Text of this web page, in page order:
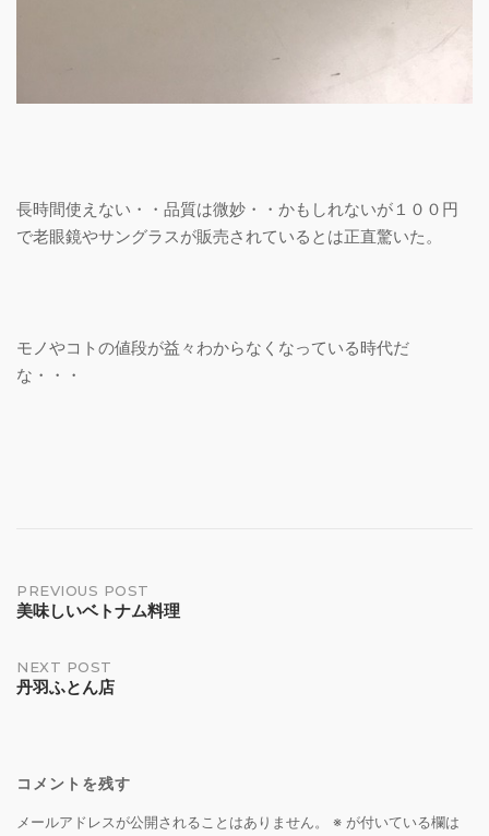
長時間使えない・・品質は微妙・・かもしれないが１００円
で老眼鏡やサングラスが販売されているとは正直驚いた。
モノやコトの値段が益々わからなくなっている時代だ
な・・・
Post
PREVIOUS POST
美味しいベトナム料理
NEXT POST
丹羽ふとん店
コメントを残す
メールアドレスが公開されることはありません。 ※ が付いている欄は